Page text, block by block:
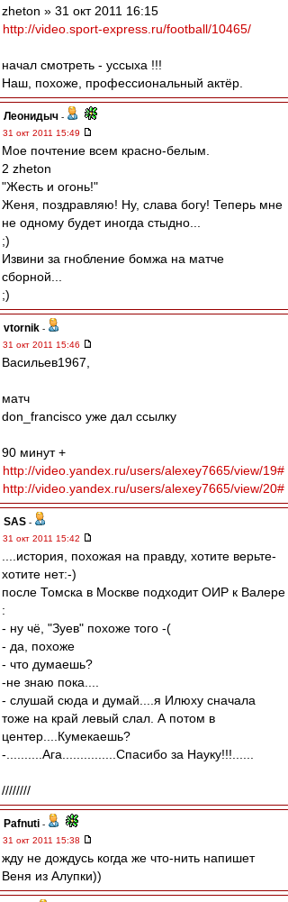
zheton » 31 окт 2011 16:15
http://video.sport-express.ru/football/10465/
начал смотреть - уссыха !!!
Наш, похоже, профессиональный актёр.
Леонидыч -
31 окт 2011 15:49
Мое почтение всем красно-белым.
2 zheton
"Жесть и огонь!"
Женя, поздравляю! Ну, слава богу! Теперь мне
не одному будет иногда стыдно...
;)
Извини за гнобление бомжа на матче
сборной...
;)
vtornik -
31 окт 2011 15:46
Васильев1967,
матч
don_francisco уже дал ссылку
90 минут +
http://video.yandex.ru/users/alexey7665/view/19#
http://video.yandex.ru/users/alexey7665/view/20#
SAS -
31 окт 2011 15:42
....история, похожая на правду, хотите верьте-
хотите нет:-)
после Томска в Москве подходит ОИР к Валере
:
- ну чё, "Зуев" похоже того -(
- да, похоже
- что думаешь?
-не знаю пока....
- слушай сюда и думай....я Илюху сначала
тоже на край левый слал. А потом в
центер....Кумекаешь?
-..........Ага...............Спасибо за Науку!!!......
////////
Pafnuti -
31 окт 2011 15:38
жду не дождусь когда же что-нить напишет
Веня из Алупки))